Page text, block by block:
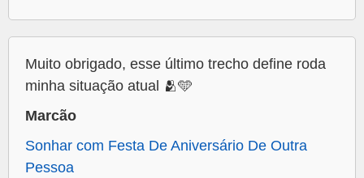
Muito obrigado, esse último trecho define roda
minha situação atual 🫂🩵
Marcão
Sonhar com Festa De Aniversário De Outra
Pessoa